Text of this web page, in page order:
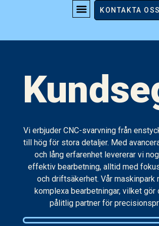
KONTAKTA OSS
Kundsegment
Vi erbjuder CNC-svarvning från
till hög för stora detaljer. Med
och lång erfarenhet levererar vi
effektiv bearbetning, alltid med
och driftsäkerhet. Vår maskinpark
komplexa bearbetningar, vilket
pålitlig partner för